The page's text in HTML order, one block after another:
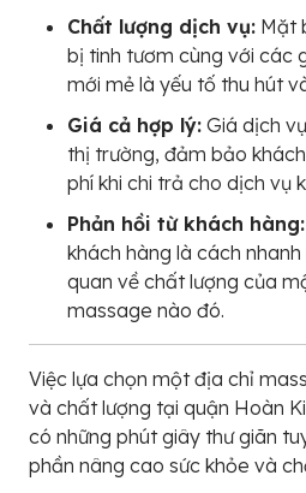
Chất lượng dịch vụ: Mặt
bị tinh tươm cùng với các
mới mẻ là yếu tố thu hút
Giá cả hợp lý: Giá dịch
thị trường, đảm bảo
phí khi chi trả cho dịch vụ
Phản hồi từ khách hàng:
khách hàng là cách
quan về chất lượng của
massage nào đó.
Việc lựa chọn một địa chỉ
và chất lượng tại quận Hoàn
có những phút giây thư giãn
phần nâng cao sức khỏe và